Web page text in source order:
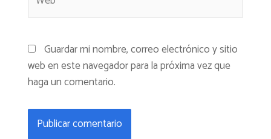
Guardar mi nombre, correo electrónico y sitio
web en este navegador para la próxima vez que
haga un comentario.